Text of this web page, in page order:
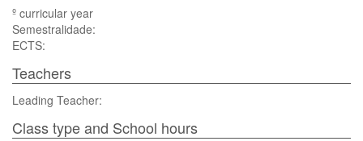
º curricular year
Semestralidade:
ECTS:
Teachers
Leading Teacher:
Class type and School hours